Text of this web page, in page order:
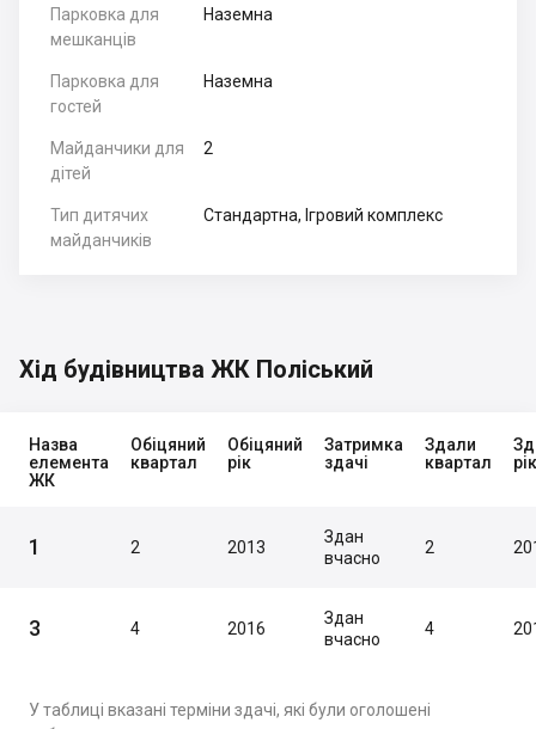
Парковка для
мешканців
Наземна
Парковка для
гостей
Наземна
Майданчики для
дітей
2
Тип дитячих
майданчиків
Стандартна, Ігровий комплекс
Хід будівництва ЖК Поліський
Назва
елемента
ЖК
Обіцяний
квартал
Обіцяний
рік
Затримка
здачі
Здали
квартал
рік
1 2 2013
Здан
вчасно
2
3 4 2016
Здан
вчасно
4
У таблиці вказані терміни здачі, які були оголошені